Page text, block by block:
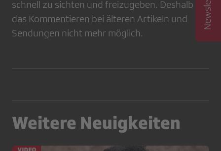
schnell zu sichten und freizugeben. Deshalb ist
das Kommentieren bei älteren Artikeln und
Sendungen nicht mehr möglich.
Weitere Neuigkeiten